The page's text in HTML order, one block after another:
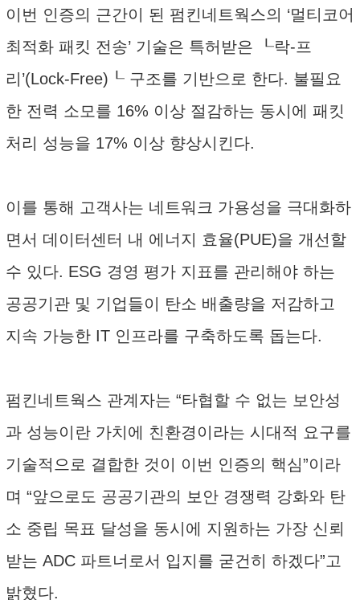
이번 인증의 근간이 된 펌킨네트웍스의 ‘멀티코어
최적화 패킷 전송’ 기술은 특허받은 ┖락-프
리’(Lock-Free)┖ 구조를 기반으로 한다. 불필요
한 전력 소모를 16% 이상 절감하는 동시에 패킷
처리 성능을 17% 이상 향상시킨다.
이를 통해 고객사는 네트워크 가용성을 극대화하
면서 데이터센터 내 에너지 효율(PUE)을 개선할
수 있다. ESG 경영 평가 지표를 관리해야 하는
공공기관 및 기업들이 탄소 배출량을 저감하고
지속 가능한 IT 인프라를 구축하도록 돕는다.
펌킨네트웍스 관계자는 “타협할 수 없는 보안성
과 성능이란 가치에 친환경이라는 시대적 요구를
기술적으로 결합한 것이 이번 인증의 핵심”이라
며 “앞으로도 공공기관의 보안 경쟁력 강화와 탄
소 중립 목표 달성을 동시에 지원하는 가장 신뢰
받는 ADC 파트너로서 입지를 굳건히 하겠다”고
밝혔다.